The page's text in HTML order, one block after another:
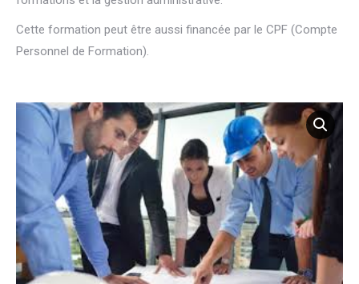
Cette formation peut être aussi financée par le CPF (Compte
Personnel de Formation).